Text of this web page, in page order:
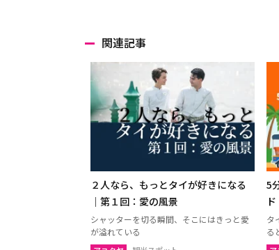
関連記事
２人なら、もっとタイが好きになる
｜第１回：愛の風景
シャッターを切る瞬間、そこにはきっと愛
が溢れている
5
ド
タ
る